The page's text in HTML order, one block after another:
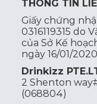
THÔNG TIN
Giấy chứng
0316119315 do
của Sở Kế
ngày 16/01/
Drinkizz
2 Shenton
(068804)